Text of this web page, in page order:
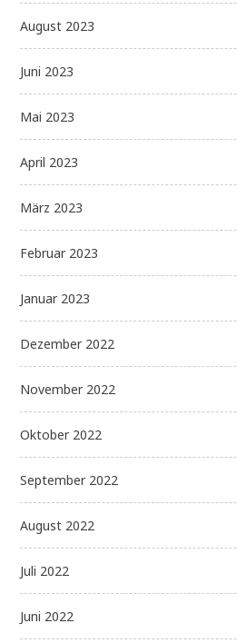
August 2023
Juni 2023
Mai 2023
April 2023
März 2023
Februar 2023
Januar 2023
Dezember 2022
November 2022
Oktober 2022
September 2022
August 2022
Juli 2022
Juni 2022